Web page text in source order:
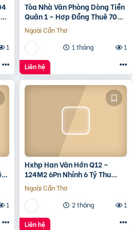
1
Tòa Nhà Văn Phòng Dòng Tiền
Quận 1 – Hợp Đồng Thuê 700
Triệu/Tháng – 490 Tỷ
Ngoài Cần Thơ
1 tháng
1
Liên hệ
1
Hxhp Han Văn Hớn Q12 –
124M2 6Pn Nhỉnh 6 Tỷ Thu
15Tr/Tháng
Ngoài Cần Thơ
2 tháng
1
Liên hệ